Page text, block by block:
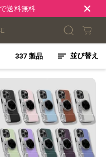
送料無料
337 製品 並び替え